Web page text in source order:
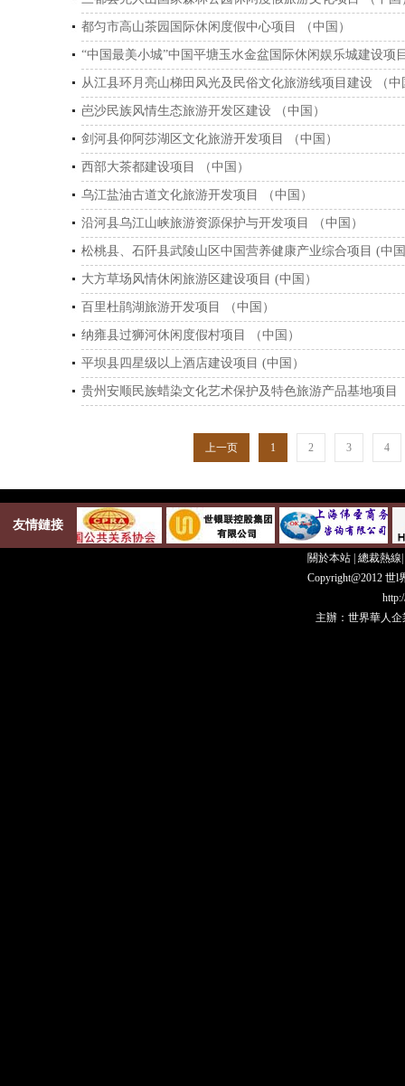
都匀市高山茶园国际休闲度假中心项目 （中国）
“中国最美小城”中国平塘玉水金盆国际休闲娱乐城建设项
从江县环月亮山梯田风光及民俗文化旅游线项目建设 （中
岜沙民族风情生态旅游开发区建设 （中国）
剑河县仰阿莎湖区文化旅游开发项目 （中国）
西部大茶都建设项目 （中国）
乌江盐油古道文化旅游开发项目 （中国）
沿河县乌江山峡旅游资源保护与开发项目 （中国）
松桃县、石阡县武陵山区中国营养健康产业综合项目 (中
大方草场风情休闲旅游区建设项目 (中国）
百里杜鹃湖旅游开发项目 （中国）
纳雍县过狮河休闲度假村项目 （中国）
平坝县四星级以上酒店建设项目 (中国）
贵州安顺民族蜡染文化艺术保护及特色旅游产品基地项目
上一页 1 2 3 4
友情鏈接
關於本站 |總裁熱線
Copyright@2012 世
主辦：世界華人